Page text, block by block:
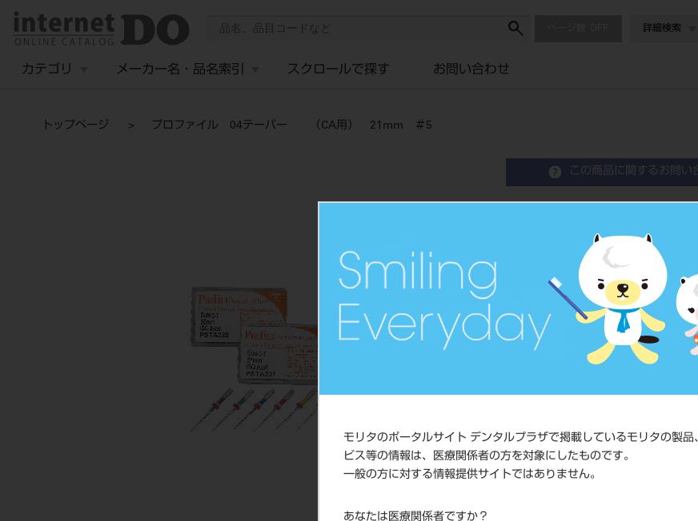
モリタのポータルサイト デンタルプラザで掲載しているモリタの製品
ビス等の情報は、医療関係者の方を対象にしたものです。
一般の方に対する情報提供サイトではありません。
あなたは医療関係者ですか？
詳細検索
カテゴリ メーカー名・品名索引 スクロールで探す お問い合わせ
トップページ プロファイル 04テーパー （CA用） 21mm ＃5
この商品に関するお問い
プロファイル 04テ
Rotary Nickel Titanium File
歯科用ファイル（ニッケル
品目コード
JAN/EANコード
価格
ネッ
い。
メーカー